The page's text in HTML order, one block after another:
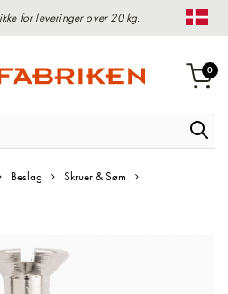
for leveringer over 20 kg.
0
Beslag
Skruer & Søm